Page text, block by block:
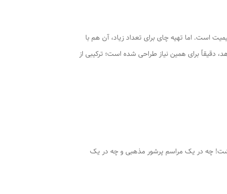
است. اما تهیه چای برای تعداد زیاد، آن هم با
است. سماور هیئتی 50 لیتری ما، که با افتخار گنجایش واقعی 39 لیتری را ارائه می‌دهد، دقیقاً برای همین نیاز طراحی شده است؛ ترکیبی از
که هرگز کمبود چای نخواهید داشت! چه در یک مراسم پرشور مذهبی و چه در یک